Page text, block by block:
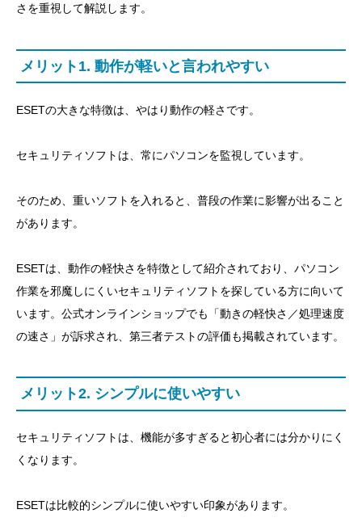
さを重視して解説します。
メリット1. 動作が軽いと言われやすい
ESETの大きな特徴は、やはり動作の軽さです。
セキュリティソフトは、常にパソコンを監視しています。
そのため、重いソフトを入れると、普段の作業に影響が出ること
があります。
ESETは、動作の軽快さを特徴として紹介されており、パソコン
作業を邪魔しにくいセキュリティソフトを探している方に向いて
います。公式オンラインショップでも「動きの軽快さ／処理速度
の速さ」が訴求され、第三者テストの評価も掲載されています。
メリット2. シンプルに使いやすい
セキュリティソフトは、機能が多すぎると初心者には分かりにく
くなります。
ESETは比較的シンプルに使いやすい印象があります。
設定画面を見るのが苦手な人
ウイルスバスター・ノートン・ESETの違い
ざっくり比較
対応OSを確認する
更新価格を確認する
無料体験版を試す
ESETを入れた後にやること
アップデートを確認する
Macの場合は権限設定を確認する
Q. ESETは本当に軽いですか？